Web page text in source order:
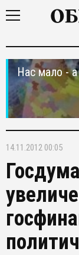
Нас мало -
14.11.2012 00:05